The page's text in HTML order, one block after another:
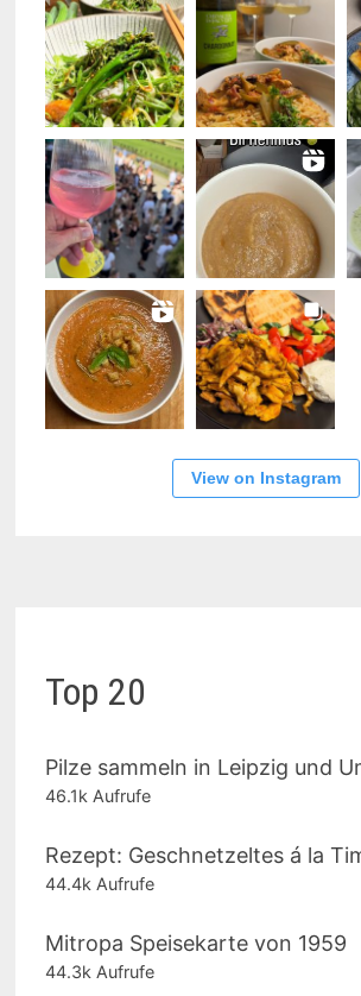
View on Instagram
Top 20
Pilze sammeln in Leipzig und
46.1k Aufrufe
Rezept: Geschnetzeltes á la
44.4k Aufrufe
Mitropa Speisekarte von 1959
44.3k Aufrufe